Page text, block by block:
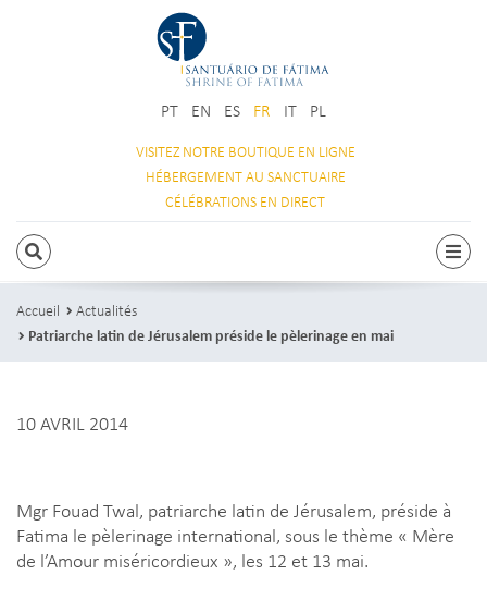
PT EN ES FR IT PL
VISITEZ NOTRE BOUTIQUE EN LIGNE
HÉBERGEMENTAU SANCTUAIRE
CÉLÉBRATIONS EN DIRECT
RECHERCHE
Accueil
Actualités
Patriarche latin de Jérusalem préside le pèlerinage en mai
10 AVRIL 2014
Mgr Fouad Twal, patriarche latin de Jérusalem, préside à
Fatima le pèlerinage international, sous le thème « Mère
de l’Amour miséricordieux », les 12 et 13 mai.